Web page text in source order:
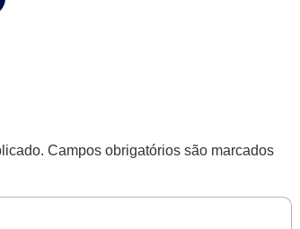
Campos obrigatórios são marcados